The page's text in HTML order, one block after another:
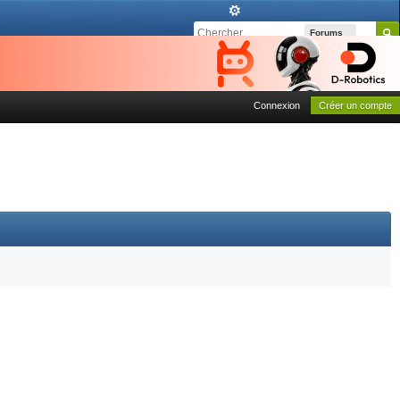
Forums
Connexion Créer un compte